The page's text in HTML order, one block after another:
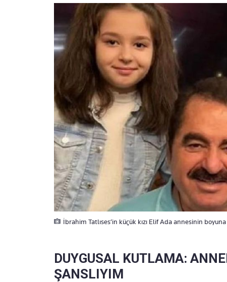
İbrahim Tatlıses’in küçük kızı Elif Ada annesinin
DUYGUSAL KUTLAMA:
ŞANSLIYIM